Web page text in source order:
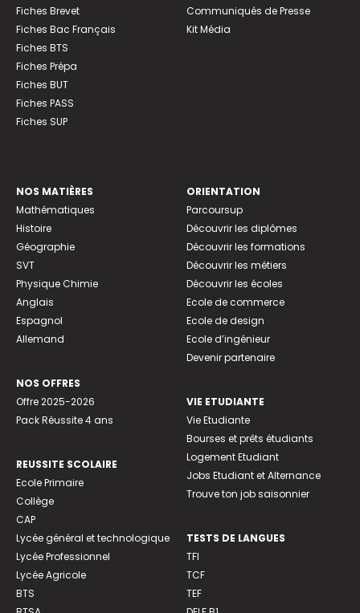
Fiches Brevet
Fiches Bac Français
Fiches BTS
Fiches Prépa
Fiches BUT
Fiches PASS
Fiches SUP
Communiqués de Presse
Kit Média
NOS MATIÈRES
Mathématiques
Histoire
Géographie
SVT
Physique Chimie
Anglais
Espagnol
Allemand
NOS OFFRES
Offre 2025-2026
Pack Réussite 4 ans
REUSSITE SCOLAIRE
Ecole Primaire
Collège
CAP
Lycée général et technologique
Lycée Professionnel
Lycée Agricole
BTS
ORIENTATION
Parcoursup
Découvrir les diplômes
Découvrir les formations
Découvrir les métiers
Découvrir les écoles
Ecole de commerce
Ecole de design
Ecole d’ingénieur
Devenir partenaire
VIE ETUDIANTE
Vie Etudiante
Bourses et prêts étudiants
Logement Etudiant
Jobs Etudiant et Alternance
Trouve ton job saisonnier
TESTS DE LANGUES
TFI
TCF
TEF